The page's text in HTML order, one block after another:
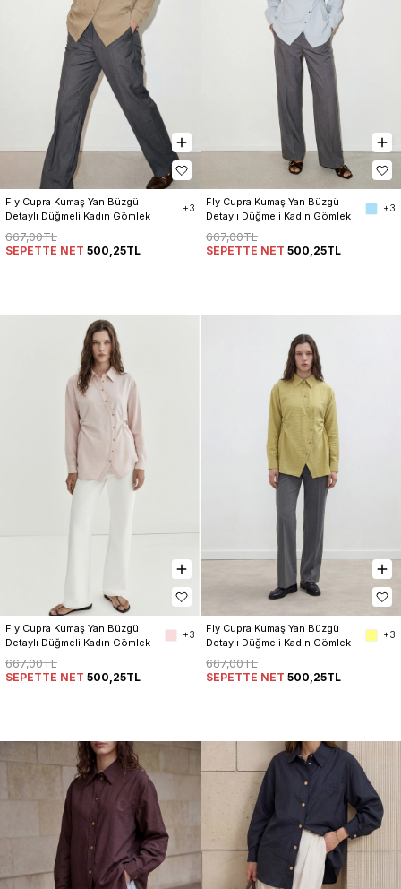
Fly Cupra Kumaş Yan Büzgü
Detaylı Düğmeli Kadın Gömlek
+3
667,00TL
SEPETTE NET 500,25TL
Fly Cupra Kumaş Yan Büzgü
Detaylı Düğmeli Kadın Gömlek
+3
667,00TL
SEPETTE NET 500,25TL
Fly Cupra Kumaş Yan Büzgü
Detaylı Düğmeli Kadın Gömlek
+3
667,00TL
SEPETTE NET 500,25TL
Fly Cupra Kumaş Yan Büzgü
Detaylı Düğmeli Kadın Gömlek
+3
667,00TL
SEPETTE NET 500,25TL